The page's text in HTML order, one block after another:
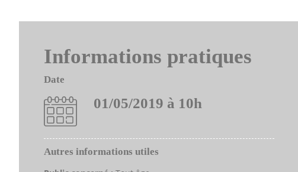
Informations pratiques
Date
01/05/2019 à 10h
Autres informations utiles